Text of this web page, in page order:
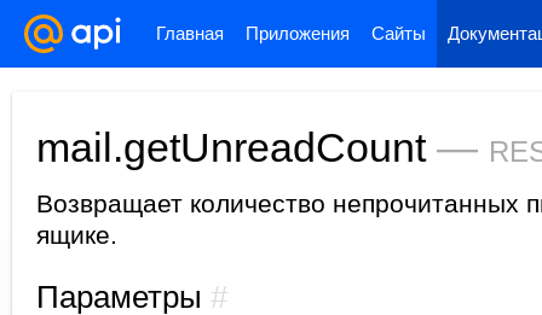
Главная Приложения Сайты
mail.getUnreadCount —
Возвращает количество непрочитанных
ящике.
Параметры #